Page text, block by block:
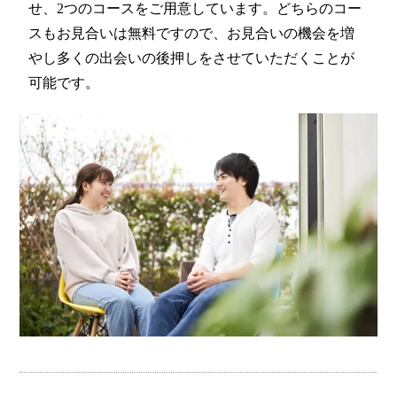
せ、2つのコースをご用意しています。どちらのコー
スもお見合いは無料ですので、お見合いの機会を増
やし多くの出会いの後押しをさせていただくことが
可能です。